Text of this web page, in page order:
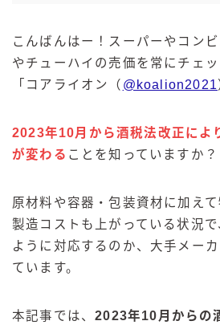
サントリー
ー196℃ ストロングゼロ
ー196℃ ザ・まるごと
CRAFT－196℃
ほろよい
BAR Pomum（バー・ポーム
角ハイボール
トリスハイボール
GREEN1/2（グリーンハーフ
こんばんはー！スーパーやコン
やチューハイの売価を常にチェ
「コアライオン（ @koalion2021
2023年10月から酒税法改正によ
が変わる ことを知っていますか？
原材料や容器・包装資材に加えて
製造コストも上がっている状況
ように対応するのか、大手メー
ています。
本記事では、2023年10月からの